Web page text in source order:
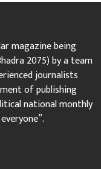
magazine being
2075) by a team
journalists
of publishing
national monthly